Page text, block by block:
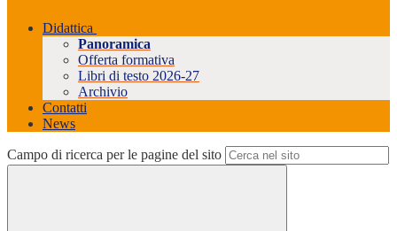
Didattica
Panoramica
Offerta formativa
Libri di testo 2026-27
Archivio
Contatti
News
Campo di ricerca per le pagine del sito